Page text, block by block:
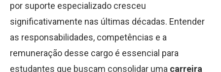
por suporte especializado cresceu
significativamente nas últimas décadas. Entender
as responsabilidades, competências e a
remuneração desse cargo é essencial para
estudantes que buscam consolidar uma carreira